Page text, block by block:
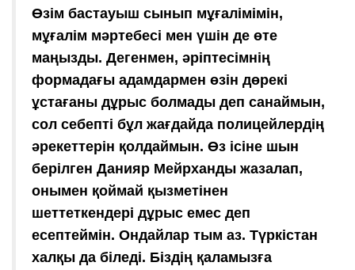
Өзім бастауыш сынып мұғалімімін,
мұғалім мәртебесі мен үшін де өте
маңызды. Дегенмен, әріптесімнің
формадағы адамдармен өзін дөрекі
ұстағаны дұрыс болмады деп санаймын,
сол себепті бұл жағдайда полицейлердің
әрекеттерін қолдаймын. Өз ісіне шын
берілген Данияр Мейрханды жазалап,
онымен қоймай қызметінен
шеттеткендері дұрыс емес деп
есептеймін. Ондайлар тым аз. Түркістан
халқы да біледі. Біздің қаламызға